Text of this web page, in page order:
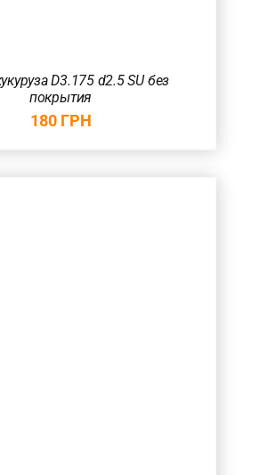
D3.175 d2.5 SU без
покрытия
180 ГРН